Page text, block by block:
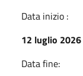
Data inizio :
12 luglio 2026
Data fine: